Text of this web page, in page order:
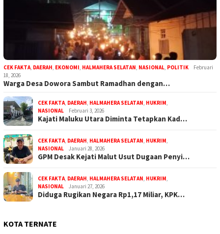
CEK FAKTA, DAERAH, EKONOMI, HALMAHERA SELATAN, NASIONAL, POLITIK
Februari
18, 2026
Warga Desa Dowora Sambut Ramadhan dengan…
CEK FAKTA, DAERAH, HALMAHERA SELATAN, HUKRIM,
NASIONAL
Februari 3, 2026
Kajati Maluku Utara Diminta Tetapkan Kad…
CEK FAKTA, DAERAH, HALMAHERA SELATAN, HUKRIM,
NASIONAL
Januari 28, 2026
GPM Desak Kejati Malut Usut Dugaan Penyi…
CEK FAKTA, DAERAH, HALMAHERA SELATAN, HUKRIM,
NASIONAL
Januari 27, 2026
Diduga Rugikan Negara Rp1,17 Miliar, KPK…
KOTA TERNATE